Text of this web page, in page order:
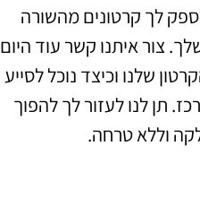
לספק לך קרטונים מהשורה
צור איתנו קשר עוד היום
שלנו וכיצד נוכל לסייע
תן לנו לעזור לך להפוך
וללא טרחה.